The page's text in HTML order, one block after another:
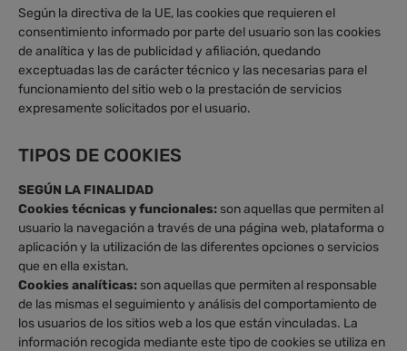
Según la directiva de la UE, las cookies que requieren el
consentimiento informado por parte del usuario son las cookies
de analítica y las de publicidad y afiliación, quedando
exceptuadas las de carácter técnico y las necesarias para el
funcionamiento del sitio web o la prestación de servicios
expresamente solicitados por el usuario.
TIPOS DE COOKIES
SEGÚN LA FINALIDAD
Cookies técnicas y funcionales:son aquellas que permiten al
usuario la navegación a través de una página web, plataforma o
aplicación y la utilización de las diferentes opciones o servicios
que en ella existan.
Cookies analíticas:son aquellas que permiten al responsable
de las mismas el seguimiento y análisis del comportamiento de
los usuarios de los sitios web a los que están vinculadas. La
información recogida mediante este tipo de cookies se utiliza en